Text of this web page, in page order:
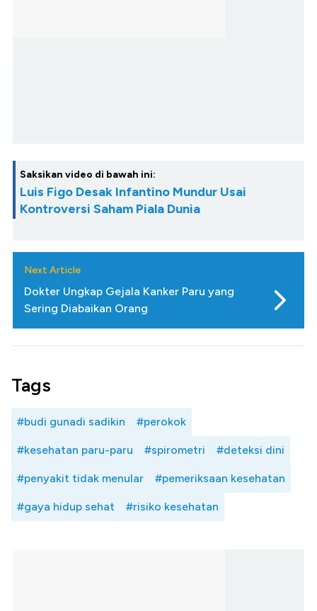
Saksikan video di bawah ini:
Luis Figo Desak Infantino Mundur Usai
Kontroversi Saham Piala Dunia
Next Article
Dokter Ungkap Gejala Kanker Paru yang
Sering Diabaikan Orang
Tags
#budi gunadi sadikin #perokok
#kesehatan paru-paru #spirometri #deteksi dini
#penyakit tidak menular #pemeriksaan kesehatan
#gaya hidup sehat #risiko kesehatan